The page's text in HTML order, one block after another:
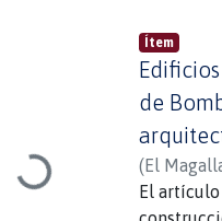
Cargando...
Ítem
de
(El
Samuel
El